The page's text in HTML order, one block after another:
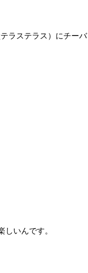
ラステラス）にチーバ
いんです。